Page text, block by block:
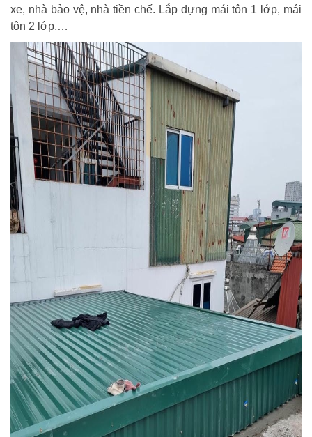
xe, nhà bảo vệ, nhà tiền chế. Lắp dựng mái tôn 1 lớp, mái
tôn 2 lớp,…